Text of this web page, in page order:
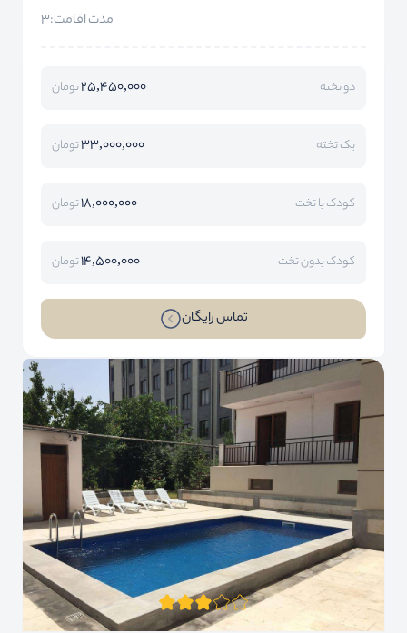
مدت اقامت:3
دو تخته 25,450,000تومان
یک تخته 33,000,000تومان
کودک با تخت 18,000,000تومان
کودک بدون تخت 14,500,000تومان
تماس رایگان